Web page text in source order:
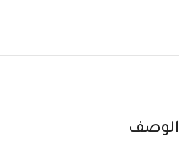
الوصف